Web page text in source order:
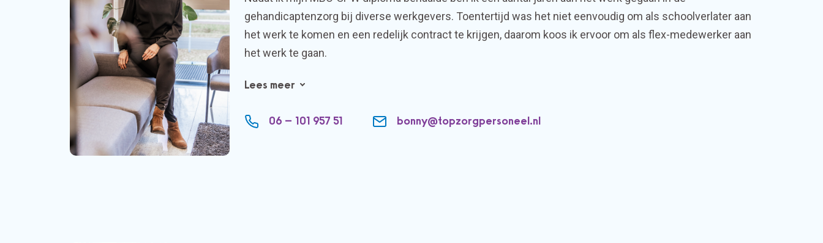
gehandicaptenzorg bij diverse werkgevers. Toentertijd was het niet eenvoudig om als schoolverlater aan
het werk te komen en een redelijk contract te krijgen, daarom koos ik ervoor om als flex-medewerker aan
het werk te gaan.
Lees meer
06 – 101 957 51 bonny@topzorgpersoneel.nl